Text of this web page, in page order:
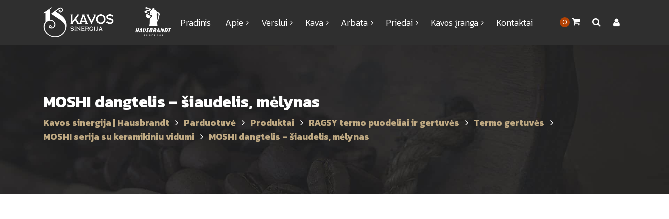
Pradinis Apie Verslui Kava Arbata Priedai Kavos įranga Kontaktai 0
MOSHI dangtelis – šiaudelis, mėlynas
Kavos sinergija | Hausbrandt Parduotuvė Produktai RAGSY termo puodeliai ir gertuvės
Termo gertuvės
MOSHI serija su keramikiniu vidumi
MOSHI dangtelis – šiaudelis, mėlynas